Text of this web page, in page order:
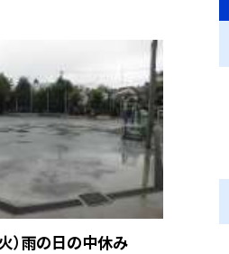
火）雨の日の中休み